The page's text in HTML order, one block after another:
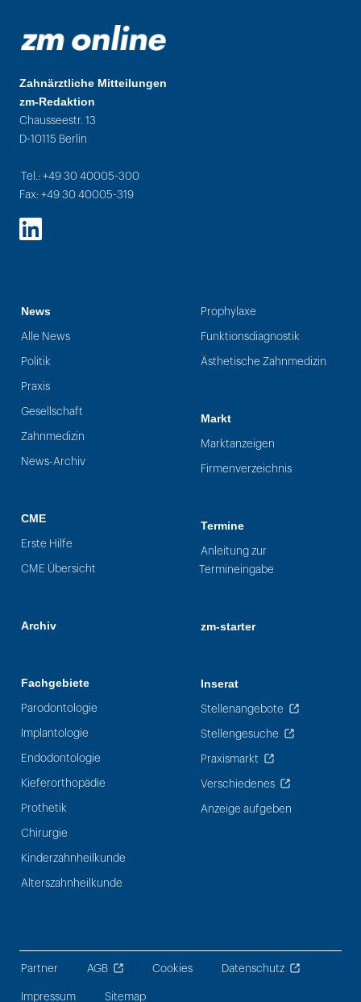
Zahnärztliche Mitteilungen
zm-Redaktion
Chausseestr. 13
D-10115 Berlin
Tel.: +49 30 40005-300
Fax: +49 30 40005-319
LinkedIn
News
Alle News
Politik
Praxis
Gesellschaft
Zahnmedizin
News-Archiv
CME
Erste Hilfe
CME Übersicht
Archiv
Fachgebiete
Parodontologie
Implantologie
Endodontologie
Kieferorthopädie
Prothetik
Chirurgie
Kinderzahnheilkunde
Alterszahnheilkunde
Prophylaxe
Funktionsdiagnostik
Ästhetische Zahnmedizin
Markt
Marktanzeigen
Firmenverzeichnis
Termine
Anleitung zur
Termineingabe
zm-starter
Inserat
Stellenangebote
Stellengesuche
Praxismarkt
Verschiedenes
Anzeige aufgeben
Partner AGB Cookies Datenschutz
Impressum Sitemap